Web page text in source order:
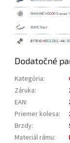
Dodatočné
Kategória:
Záruka:
EAN:
Priemer kolesa:
Brzdy:
Materiál rámu: